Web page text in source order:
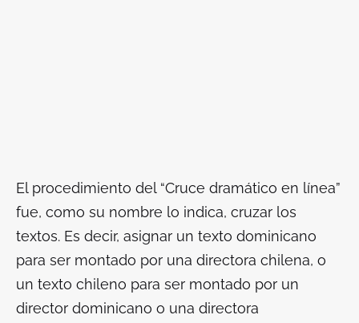
El procedimiento del “Cruce dramático en línea”
fue, como su nombre lo indica, cruzar los
textos. Es decir, asignar un texto dominicano
para ser montado por una directora chilena, o
un texto chileno para ser montado por un
director dominicano o una directora